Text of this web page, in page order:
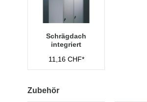
Schrägdach
integriert
11,16 CHF*
Zubehör